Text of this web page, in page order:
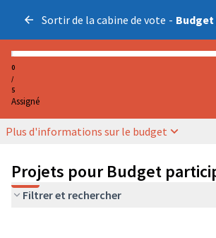
Sortir de la cabine de vote -
0
/
5
Assigné
Plus d'informations sur le budget
Projets pour Budget
Filtrer et rechercher